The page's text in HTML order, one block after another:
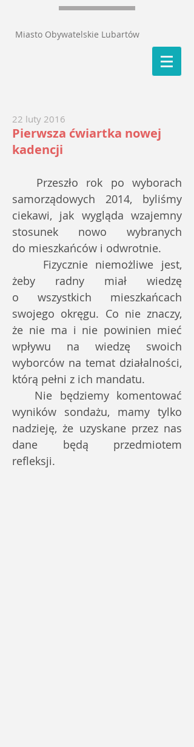
Miasto Obywatelskie Lubartów
22 luty 2016
Pierwsza ćwiartka nowej
kadencji
Przeszło rok po wyborach
samorządowych 2014, byliśmy
ciekawi, jak wygląda wzajemny
stosunek nowo wybranych
do mieszkańców i odwrotnie.
Fizycznie niemożliwe jest,
żeby radny miał wiedzę
o wszystkich mieszkańcach
swojego okręgu. Co nie znaczy,
że nie ma i nie powinien mieć
wpływu na wiedzę swoich
wyborców na temat działalności,
którą pełni z ich mandatu.
Nie będziemy komentować
wyników sondażu, mamy tylko
nadzieję, że uzyskane przez nas
dane będą przedmiotem
refleksji.